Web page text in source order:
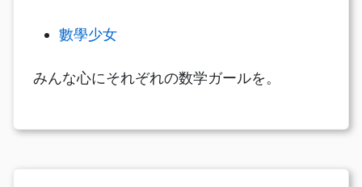
數學少女
みんな心にそれぞれの数学ガールを。